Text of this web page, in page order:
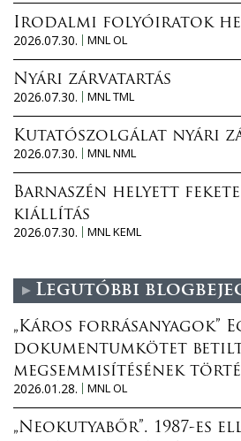
Irodalmi folyóiratok
2026.07.30.
MNL OL
Nyári zárvatartás
2026.07.30.
MNL TML
Kutatószolgálat nyári
2026.07.30.
MNL NML
Barnaszén helyett fekete
kiállítás
2026.07.30.
MNL KEML
Legutóbbi
„Káros forrásanyagok”
dokumentumkötet
megsemmisítésének
2026.01.28.
MNL OL
„Neokutyabőr”. 1987-es